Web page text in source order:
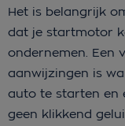
Het is belangrijk
dat je startmotor
ondernemen. Een
aanwijzingen is
auto te starten en
geen klikkend